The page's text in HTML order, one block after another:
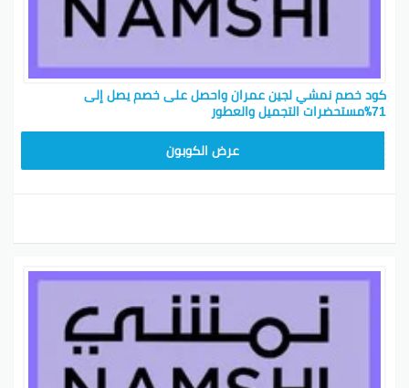
كود خصم نمشي لجين عمران واحصل على خصم يصل إلى
71٪مستحضرات التجميل والعطور
عرض الكوبون